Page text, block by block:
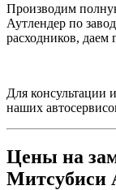
Производим
Аутлендер по
расходников, даем
Для консультации
наших
Цены на
Митсубиси